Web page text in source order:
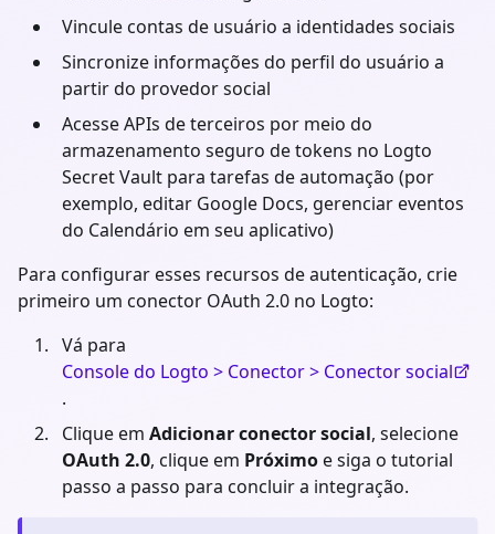
Vincule contas de usuário a identidades sociais
Sincronize informações do perfil do usuário a
partir do provedor social
Acesse APIs de terceiros por meio do
armazenamento seguro de tokens no Logto
Secret Vault para tarefas de automação (por
exemplo, editar Google Docs, gerenciar eventos
do Calendário em seu aplicativo)
Para configurar esses recursos de autenticação, crie
primeiro um conector OAuth 2.0 no Logto:
Vá para
Console do Logto > Conector > Conector social
.
Clique em Adicionar conector social, selecione
OAuth 2.0, clique em Próximoe siga o tutorial
passo a passo para concluir a integração.